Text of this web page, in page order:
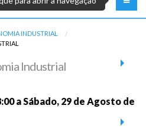
INDUSTRIAL
Industrial
a Sábado, 29 de Agosto de